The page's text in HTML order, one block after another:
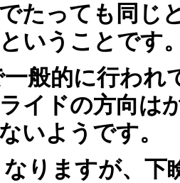
たっても同じ
いうことです
般的に行わ
イドの方向は
いようです。
りますが、下